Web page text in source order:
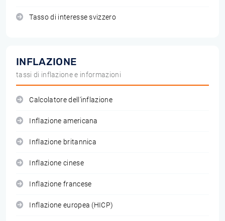
Tasso di interesse svizzero
INFLAZIONE
tassi di inflazione e informazioni
Calcolatore dell'inflazione
Inflazione americana
Inflazione britannica
Inflazione cinese
Inflazione francese
Inflazione europea (HICP)